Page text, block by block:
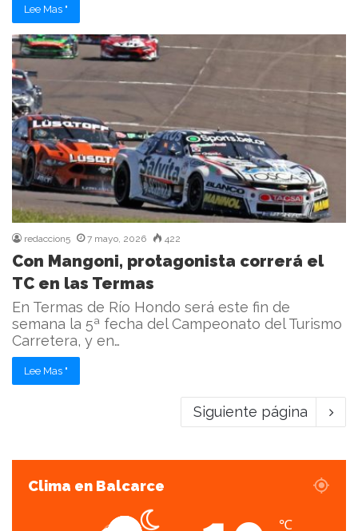
Lee Mas "
redaccion5 7 mayo, 2026 422
Con Mangoni, protagonista correrá el
TC en las Termas
En Termas de Río Hondo será este fin de
semana la 5ª fecha del Campeonato del Turismo
Carretera, y en…
Lee Mas "
Siguiente página
Clima en Balcarce
℃